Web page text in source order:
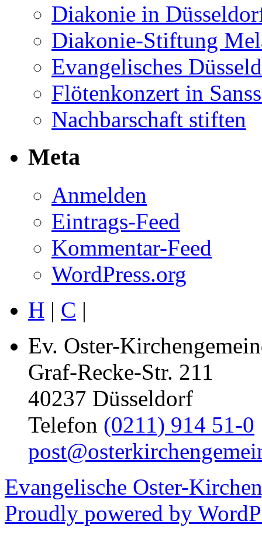
Diakonie in
Diakonie-Stiftung
Evangelisches
Flötenkonzert in
Nachbarschaft stiften
Meta
Anmelden
Eintrags-Feed
Kommentar-Feed
WordPress.org
H | C |
Ev. Oster-
Graf-Recke-Str. 211
40237 Düsseldorf
Telefon (0211) 914 51-0
Evangelische Oster-
Proudly powered by